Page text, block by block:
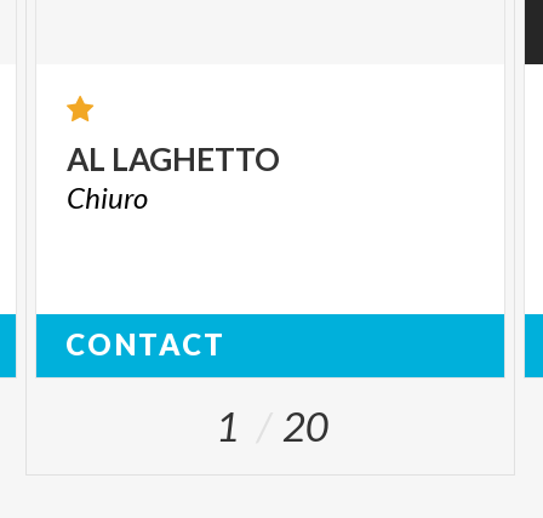
AL LAGHETTO
Chiuro
CONTACT
1 20